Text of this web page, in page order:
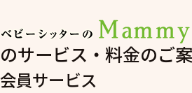
のサービス・料金のご
会員サービス